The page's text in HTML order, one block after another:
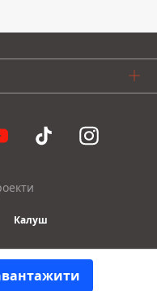
Калуш